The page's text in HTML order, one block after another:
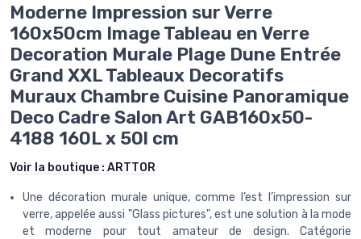
Moderne Impression sur Verre
160x50cm Image Tableau en Verre
Decoration Murale Plage Dune Entrée
Grand XXL Tableaux Decoratifs
Muraux Chambre Cuisine Panoramique
Deco Cadre Salon Art GAB160x50-
4188 160L x 50l cm
Voir la boutique : ARTTOR
Une décoration murale unique, comme l’est l’impression sur
verre, appelée aussi "Glass pictures", est une solution à la mode
et moderne pour tout amateur de design. Catégorie